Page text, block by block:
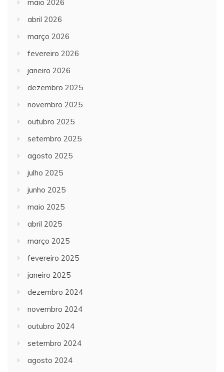
maio 2026
abril 2026
março 2026
fevereiro 2026
janeiro 2026
dezembro 2025
novembro 2025
outubro 2025
setembro 2025
agosto 2025
julho 2025
junho 2025
maio 2025
abril 2025
março 2025
fevereiro 2025
janeiro 2025
dezembro 2024
novembro 2024
outubro 2024
setembro 2024
agosto 2024